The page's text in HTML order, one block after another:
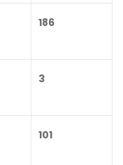
186
3
101